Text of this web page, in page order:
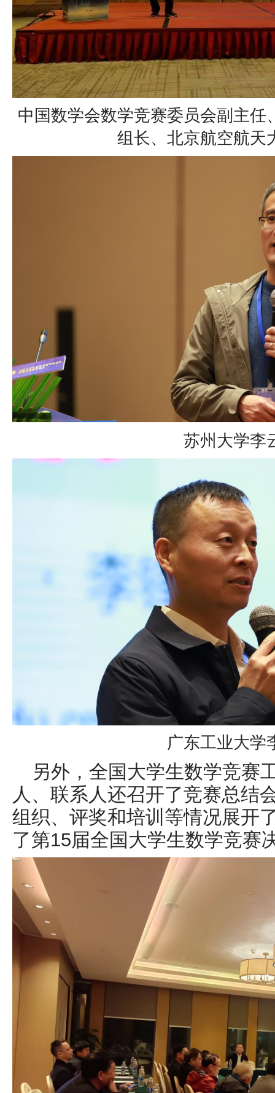
中国数学会数学竞赛委员会副主
组长、北京航空航天
苏州大学李
广东工业大学
另外，全国大学生数学竞赛
人、联系人还召开了竞赛总结
组织、评奖和培训等情况展开
了第15届全国大学生数学竞赛